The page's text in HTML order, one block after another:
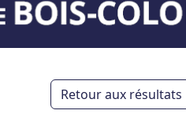
Retour aux résultats